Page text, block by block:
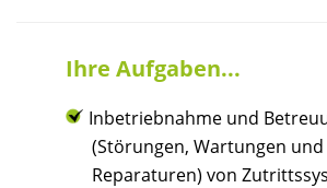
Ihre Aufgaben...
Inbetriebnahme und
(Störungen, Wartungen und
Reparaturen) von